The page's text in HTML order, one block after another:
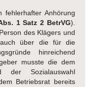
fehlerhafter Anhörung
1 Satz 2 BetrVG).
des Klägers und
über die für die
hinreichend
musste die dem
der Sozialauswahl
Betriebsrat bereits